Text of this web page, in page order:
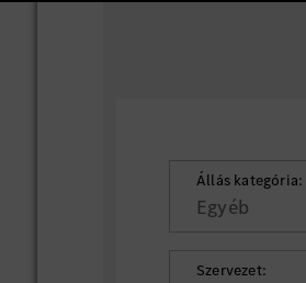
Állás kategória:
Egyéb
Szervezet: